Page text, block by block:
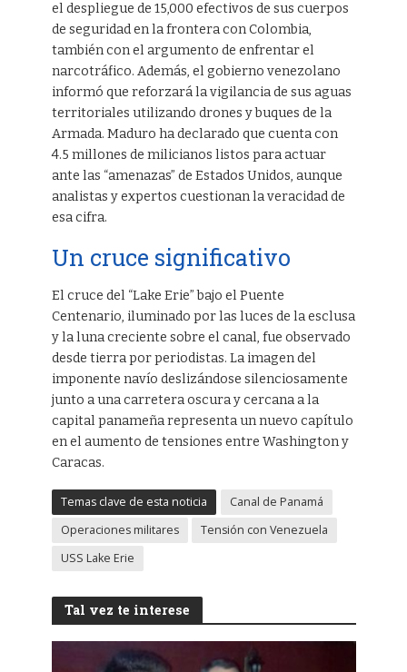
el despliegue de 15,000 efectivos de sus cuerpos
de seguridad en la frontera con Colombia,
también con el argumento de enfrentar el
narcotráfico. Además, el gobierno venezolano
informó que reforzará la vigilancia de sus aguas
territoriales utilizando drones y buques de la
Armada. Maduro ha declarado que cuenta con
4.5 millones de milicianos listos para actuar
ante las “amenazas” de Estados Unidos, aunque
analistas y expertos cuestionan la veracidad de
esa cifra.
Un cruce significativo
El cruce del “Lake Erie” bajo el Puente
Centenario, iluminado por las luces de la esclusa
y la luna creciente sobre el canal, fue observado
desde tierra por periodistas. La imagen del
imponente navío deslizándose silenciosamente
junto a una carretera oscura y cercana a la
capital panameña representa un nuevo capítulo
en el aumento de tensiones entre Washington y
Caracas.
Temas clave de esta noticia
Canal de Panamá
Operaciones militares
Tensión con Venezuela
USS Lake Erie
Tal vez te interese